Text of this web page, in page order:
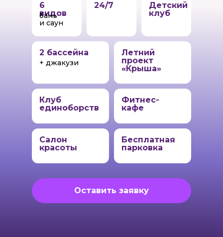
6
видов
бань
и саун
2 бассейна
+ джакузи
24/7
Детский
клуб
Летний
проект
«Крыша»
Клуб
единоборств
Фитнес-
кафе
Салон
красоты
Оставить заявку
Бесплатная
парковка